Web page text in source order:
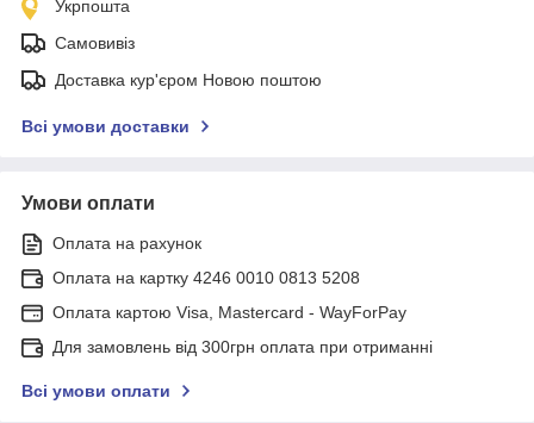
Укрпошта
Самовивіз
Доставка кур'єром Новою поштою
Всі умови доставки
Умови оплати
Оплата на рахунок
Оплата на картку 4246 0010 0813 5208
Оплата картою Visa, Mastercard - WayForPay
Для замовлень від 300грн оплата при отриманні
Всі умови оплати